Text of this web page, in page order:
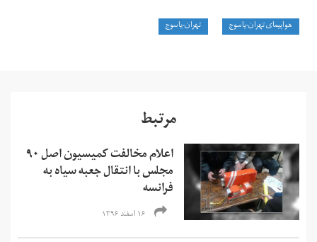
هواپیمای تهران-یاسوج تهران-یاسوج
مرتبط
اعلام مخالفت کمیسیون اصل ۹۰
مجلس با انتقال جعبه سیاه به
فرانسه
۱۶ اسفند ۱۳۹۶